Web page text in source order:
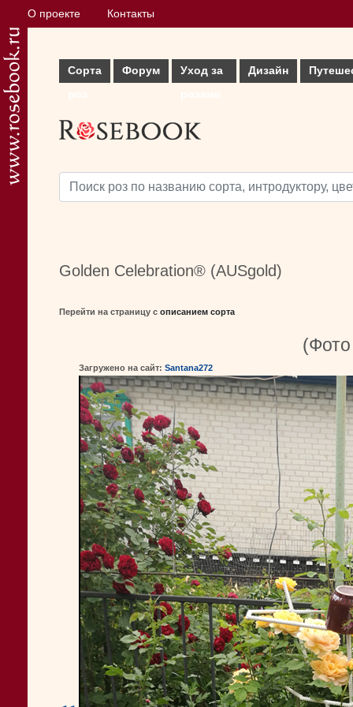
О проекте Контакты
Сорта
Форум
Уход за
Дизайн
Golden Celebration® (AUSgold)
Перейти на страницу с описанием сорта
Загружено на сайт: Santana272